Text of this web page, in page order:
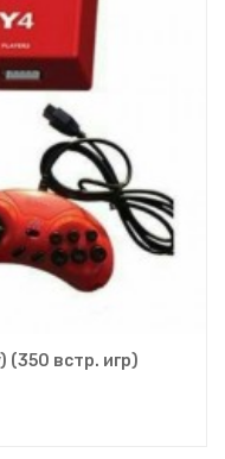
(350 встр. игр)